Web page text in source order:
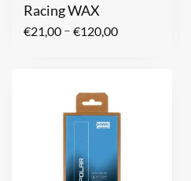
Racing WAX
€21,00 – €120,00